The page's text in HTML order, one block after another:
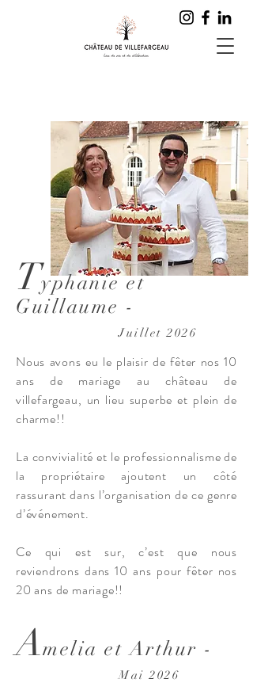
Typhanie et
Guillaume -
Juillet 2026
Nous avons eu le plaisir de fêter nos 10
ans de mariage au château de
villefargeau, un lieu superbe et plein de
charme!!
La convivialité et le professionnalisme de
la propriétaire ajoutent un côté
rassurant dans l’organisation de ce genre
d’événement.
Ce qui est sur, c’est que nous
reviendrons dans 10 ans pour fêter nos
20 ans de mariage!!
Amelia et Arthur -
Mai 2026